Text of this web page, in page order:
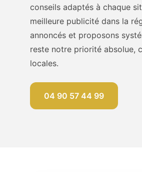
conseils adaptés à chaque
meilleure publicité dans la
annoncés et proposons
reste notre priorité absolue,
locales.
04 90 57 44 99